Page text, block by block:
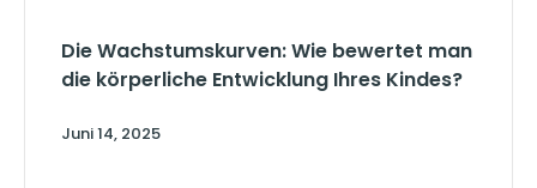
Die Wachstumskurven: Wie bewertet man
die körperliche Entwicklung Ihres Kindes?
Juni 14, 2025